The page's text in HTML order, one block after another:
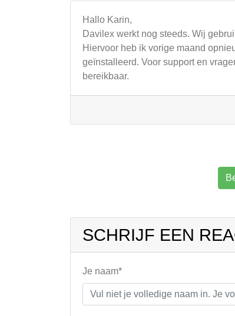
Hallo Karin,
Davilex werkt nog steeds. Wij
Hiervoor heb ik vorige maand
geïnstalleerd. Voor support en
bereikbaar.
SCHRIJF EEN
Je naam*